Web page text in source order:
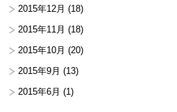
2015年12月 (18)
2015年11月 (18)
2015年10月 (20)
2015年9月 (13)
2015年6月 (1)